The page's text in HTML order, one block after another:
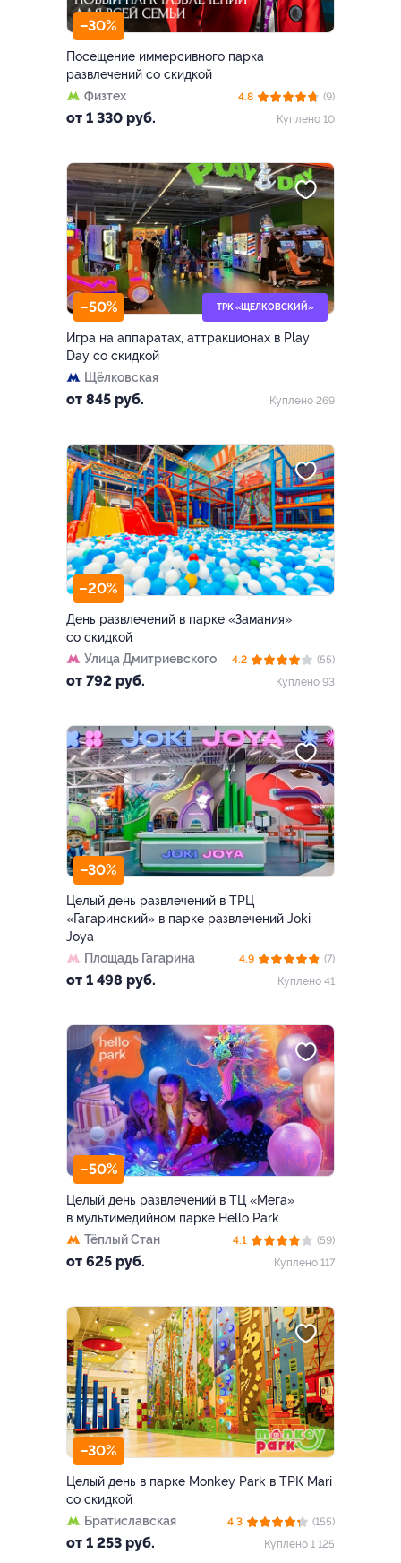
–30%
Посещение иммерсивного парка
развлечений со скидкой
Физтех
от 1 330 руб.
4.8
(9)
Куплено 10
–50% ТРК «ЩЕЛКОВСКИЙ»
Игра на аппаратах, аттракционах в Play
Day со скидкой
Щёлковская
от 845 руб. Куплено 269
–20%
День развлечений в парке «Замания»
со скидкой
Улица Дмитриевского
от 792 руб.
4.2
(55)
Куплено 93
–30%
Целый день развлечений в ТРЦ
«Гагаринский» в парке развлечений Joki
Joya
Площадь Гагарина
от 1 498 руб.
4.9
(7)
Куплено 41
–50%
Целый день развлечений в ТЦ «Мега»
в мультимедийном парке Hello Park
Тёплый Стан
от 625 руб.
4.1
(59)
Куплено 117
–30%
Целый день в парке Monkey Park в ТРК Mari
со скидкой
Братиславская
от 1 253 руб.
4.3
(155)
Куплено 1 125